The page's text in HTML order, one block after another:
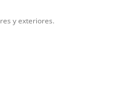
y exteriores.